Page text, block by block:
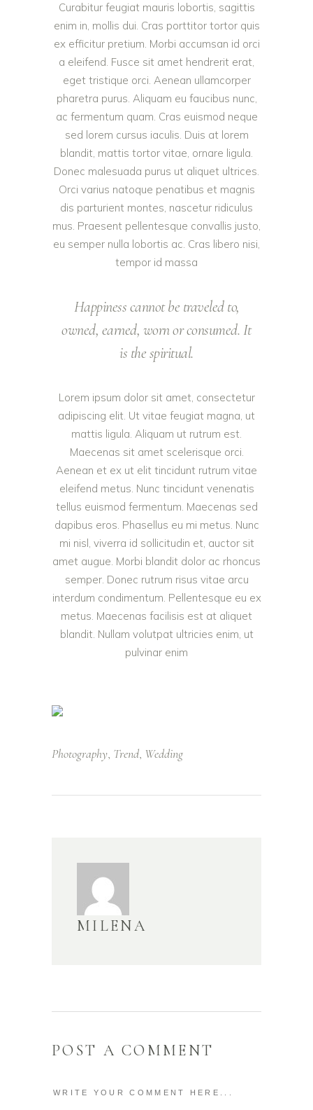
Curabitur feugiat mauris lobortis, sagittis
enim in, mollis dui. Cras porttitor tortor quis
ex efficitur pretium. Morbi accumsan id orci
a eleifend. Fusce sit amet hendrerit erat,
eget tristique orci. Aenean ullamcorper
pharetra purus. Aliquam eu faucibus nunc,
ac fermentum quam. Cras euismod neque
sed lorem cursus iaculis. Duis at lorem
blandit, mattis tortor vitae, ornare ligula.
Donec malesuada purus ut aliquet ultrices.
Orci varius natoque penatibus et magnis
dis parturient montes, nascetur ridiculus
mus. Praesent pellentesque convallis justo,
eu semper nulla lobortis ac. Cras libero nisi,
tempor id massa
Happiness cannot be traveled to,
owned, earned, worn or consumed. It
is the spiritual.
Lorem ipsum dolor sit amet, consectetur
adipiscing elit. Ut vitae feugiat magna, ut
mattis ligula. Aliquam ut rutrum est.
Maecenas sit amet scelerisque orci.
Aenean et ex ut elit tincidunt rutrum vitae
eleifend metus. Nunc tincidunt venenatis
tellus euismod fermentum. Maecenas sed
dapibus eros. Phasellus eu mi metus. Nunc
mi nisl, viverra id sollicitudin et, auctor sit
amet augue. Morbi blandit dolor ac rhoncus
semper. Donec rutrum risus vitae arcu
interdum condimentum. Pellentesque eu ex
metus. Maecenas facilisis est at aliquet
blandit. Nullam volutpat ultricies enim, ut
pulvinar enim
Photography, Trend, Wedding
MILENA
POST A COMMENT